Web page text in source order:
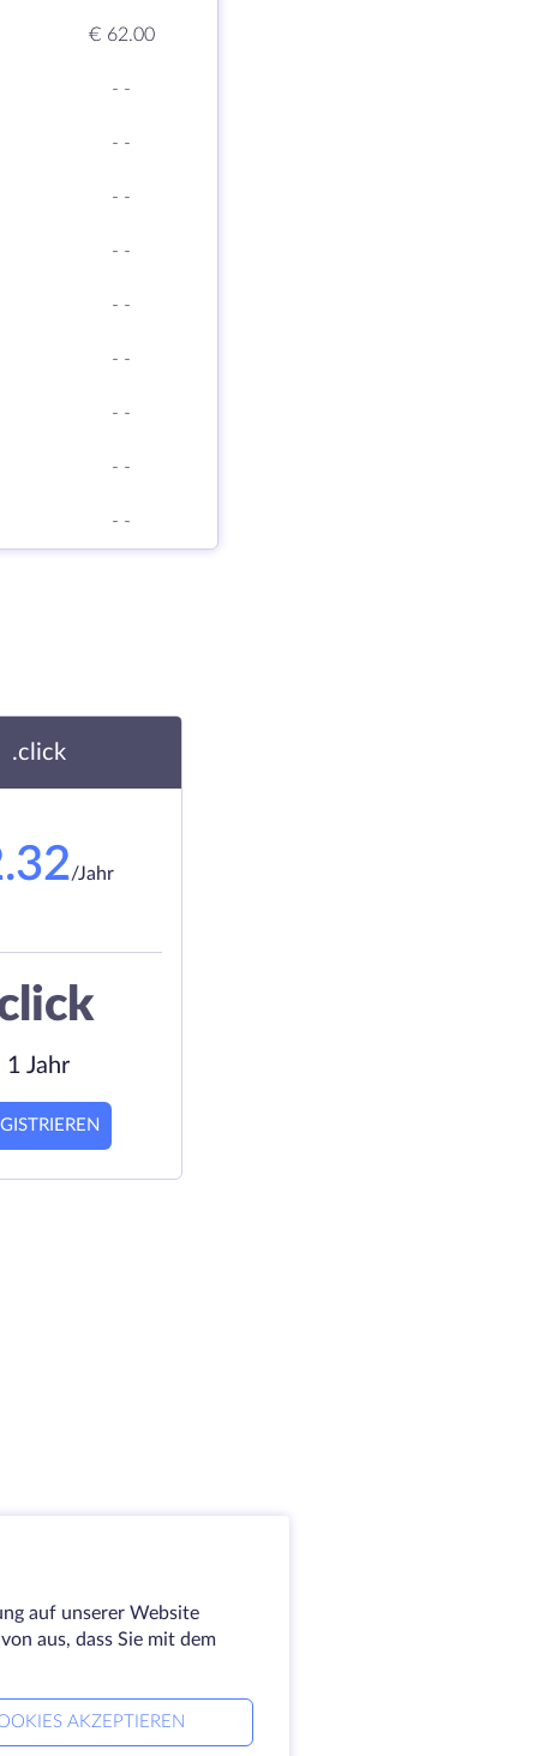
€ 62.00
- -
- -
- -
- -
- -
- -
- -
- -
- -
.click
/Jahr
1 Jahr
auf unserer Website
aus, dass Sie mit dem
AKZEPTIEREN